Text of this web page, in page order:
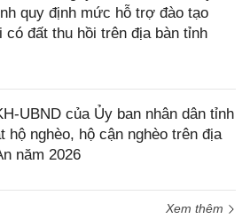
quy định mức hỗ trợ đào tạo
có đất thu hồi trên địa bàn tỉnh
UBND của Ủy ban nhân dân tỉnh
hộ nghèo, hộ cận nghèo trên địa
năm 2026
Xem thêm